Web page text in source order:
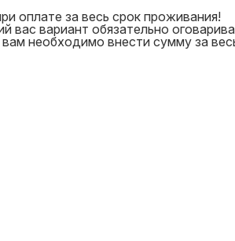
оплате за весь срок проживания!
вас вариант обязательно
необходимо внести сумму за